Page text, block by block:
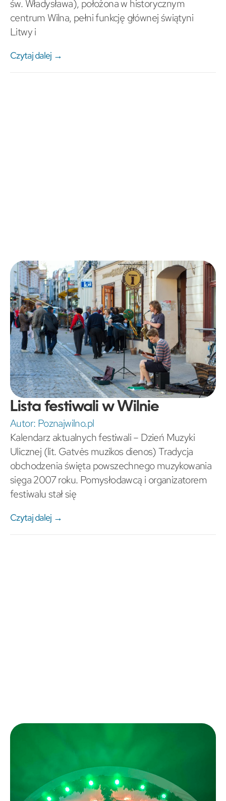
św. Władysława), położona w historycznym
centrum Wilna, pełni funkcję głównej świątyni
Litwy i
Czytaj dalej →
Lista festiwali w Wilnie
Autor: Poznajwilno.pl
Kalendarz aktualnych festiwali – Dzień Muzyki
Ulicznej (lit. Gatvės muzikos dienos) Tradycja
obchodzenia święta powszechnego muzykowania
sięga 2007 roku. Pomysłodawcą i organizatorem
festiwalu stał się
Czytaj dalej →